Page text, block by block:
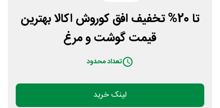
تا 20% تخفیف افق کوروش اکالا بهترین
قیمت گوشت و مرغ
تعداد محدود
لینک خرید